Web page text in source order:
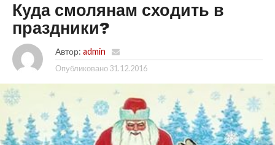
Куда смолянам сходить в
праздники?
Автор: admin
Опубликовано 31.12.2016